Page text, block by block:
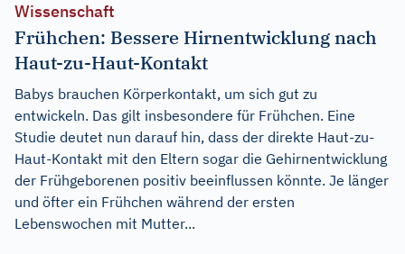
Wissenschaft
Frühchen: Bessere Hirnentwicklung nach
Haut-zu-Haut-Kontakt
Babys brauchen Körperkontakt, um sich gut zu
entwickeln. Das gilt insbesondere für Frühchen. Eine
Studie deutet nun darauf hin, dass der direkte Haut-zu-
Haut-Kontakt mit den Eltern sogar die Gehirnentwicklung
der Frühgeborenen positiv beeinflussen könnte. Je länger
und öfter ein Frühchen während der ersten
Lebenswochen mit Mutter...